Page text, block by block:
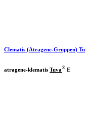
Clematis (Atragene-Gruppen)
atragene-klematis Tuva® E